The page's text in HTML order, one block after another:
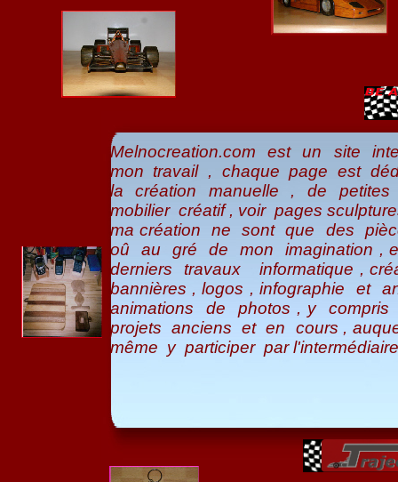
Melnocreation.com est un site
mon travail , chaque page est
la création manuelle , de
mobilier créatif , voir pages
ma création ne sont que des
oû au gré de mon imagination ,
derniers travaux informatique ,
bannières , logos , infographie et
animations de photos , y
projets anciens et en cours ,
même y participer par